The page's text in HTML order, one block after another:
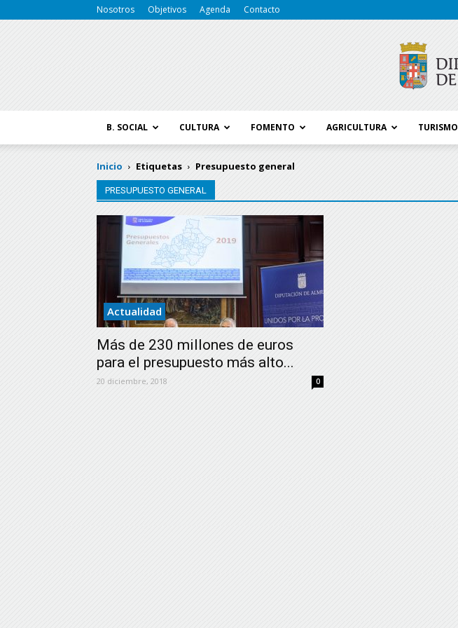
Nosotros Objetivos Agenda Contacto
B. SOCIAL CULTURA FOMENTO AGRICULTURA TURISMO
Inicio Etiquetas Presupuesto general
PRESUPUESTO GENERAL
Actualidad
Más de 230 millones de euros
para el presupuesto más alto...
20 diciembre, 2018 0